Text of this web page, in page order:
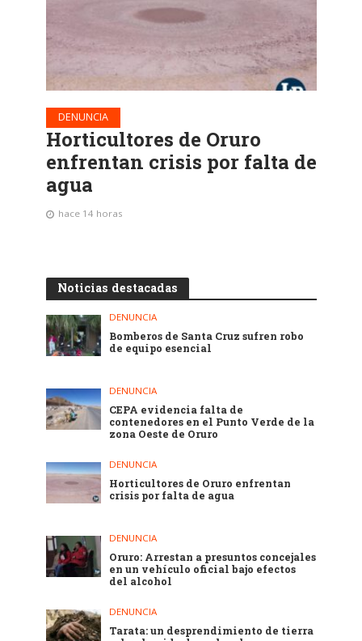
DENUNCIA
Horticultores de Oruro
enfrentan crisis por falta de
agua
hace 14 horas
Noticias destacadas
DENUNCIA
Bomberos de Santa Cruz sufren robo
de equipo esencial
DENUNCIA
CEPA evidencia falta de
contenedores en el Punto Verde de la
zona Oeste de Oruro
DENUNCIA
Horticultores de Oruro enfrentan
crisis por falta de agua
DENUNCIA
Oruro: Arrestan a presuntos concejales
en un vehículo oficial bajo efectos
del alcohol
DENUNCIA
Tarata: un desprendimiento de tierra